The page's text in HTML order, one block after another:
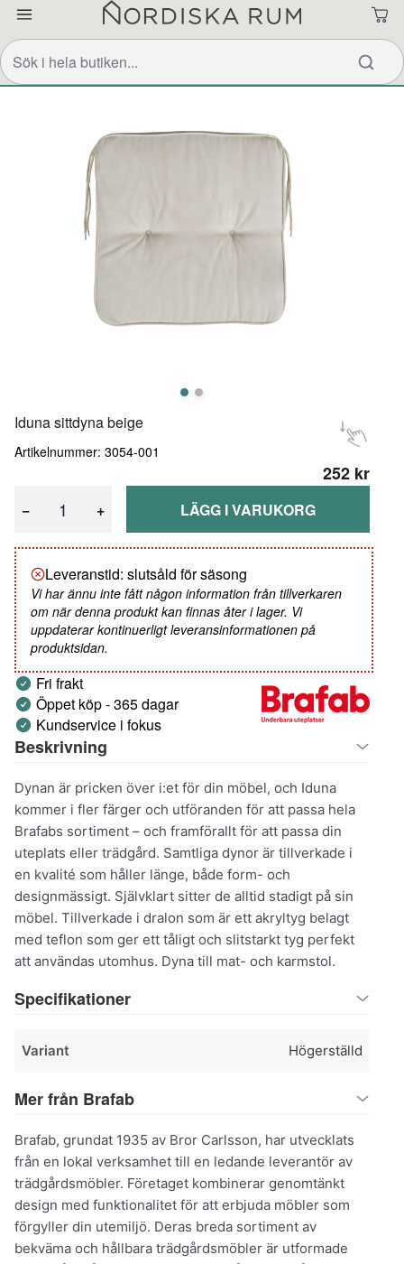
Iduna sittdyna beige
Artikelnummer: 3054-001
252 kr
− + LÄGG I VARUKORG
Leveranstid: slutsåld för säsong
Vi har ännu inte fått någon information från tillverkaren
om när denna produkt kan finnas åter i lager. Vi
uppdaterar kontinuerligt leveransinformationen på
produktsidan.
Fri frakt
Öppet köp - 365 dagar
Kundservice i fokus
Beskrivning
Dynan är pricken över i:et för din möbel, och Iduna
kommer i fler färger och utföranden för att passa hela
Brafabs sortiment – och framförallt för att passa din
uteplats eller trädgård. Samtliga dynor är tillverkade i
en kvalité som håller länge, både form- och
designmässigt. Självklart sitter de alltid stadigt på sin
möbel. Tillverkade i dralon som är ett akryltyg belagt
med teflon som ger ett tåligt och slitstarkt tyg perfekt
att användas utomhus. Dyna till mat- och karmstol.
Specifikationer
Variant Högerställd
Mer från Brafab
Brafab, grundat 1935 av Bror Carlsson, har utvecklats
från en lokal verksamhet till en ledande leverantör av
trädgårdsmöbler. Företaget kombinerar genomtänkt
design med funktionalitet för att erbjuda möbler som
förgyller din utemiljö. Deras breda sortiment av
bekväma och hållbara trädgårdsmöbler är utformade